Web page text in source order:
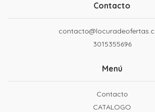
Contacto
3015355696
Menú
Contacto
CATALOGO